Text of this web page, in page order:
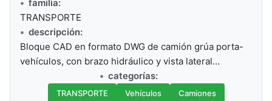
familia:
TRANSPORTE
descripción:
Bloque CAD en formato DWG de camión grúa porta-
vehículos, con brazo hidráulico y vista lateral…
categorías:
TRANSPORTE Vehículos Camiones